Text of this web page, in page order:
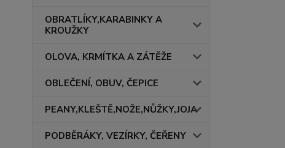
OBRATLÍKY,KARABINKY A
KROUŽKY
OLOVA, KRMÍTKA A ZÁTĚŽE
OBLEČENÍ, OBUV, ČEPICE
PEANY,KLEŠTĚ,NOŽE,NŮŽKY,JOJA
PODBĚRÁKY, VEZÍRKY, ČEŘENY